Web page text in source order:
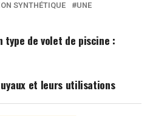
SYNTHÉTIQUE UNE
de volet de piscine :
et leurs utilisations